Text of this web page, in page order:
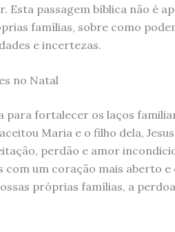
Esta passagem bíblica não é
famílias, sobre como
e incertezas.
no Natal
para fortalecer os laços
Maria e o filho dela,
perdão e amor
um coração mais aberto
próprias famílias, a